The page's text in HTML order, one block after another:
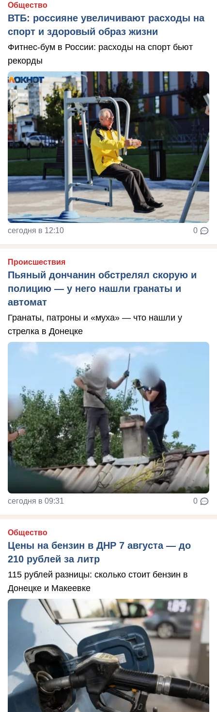
Общество
ВТБ: россияне увеличивают расходы на
спорт и здоровый образ жизни
Фитнес-бум в России: расходы на спорт бьют
рекорды
сегодня в 12:10 0
Происшествия
Пьяный дончанин обстрелял скорую и
полицию — у него нашли гранаты и
автомат
Гранаты, патроны и «муха» — что нашли у
стрелка в Донецке
сегодня в 09:31 0
Общество
Цены на бензин в ДНР 7 августа — до
210 рублей за литр
115 рублей разницы: сколько стоит бензин в
Донецке и Макеевке